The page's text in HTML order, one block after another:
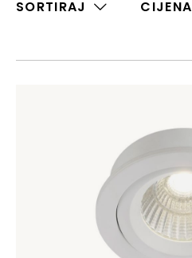
SORTIRAJ CIJENA